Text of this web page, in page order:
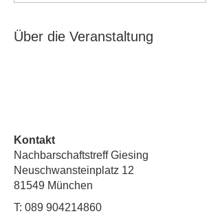
Über die Veranstaltung
Kontakt
Nachbarschaftstreff Giesing
Neuschwansteinplatz 12
81549 München
T: 089 904214860